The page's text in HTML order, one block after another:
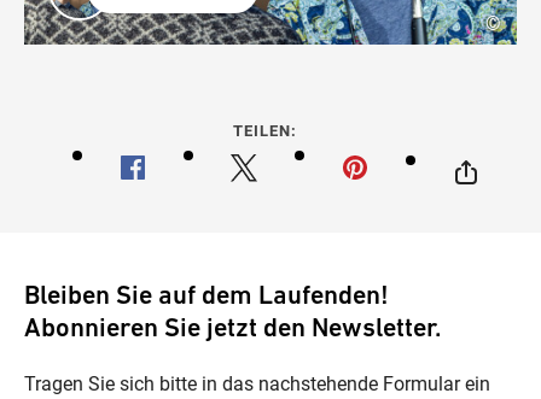
©
TEILEN:
Bleiben Sie auf dem Laufenden!
Abonnieren Sie jetzt den Newsletter.
Tragen Sie sich bitte in das nachstehende Formular ein